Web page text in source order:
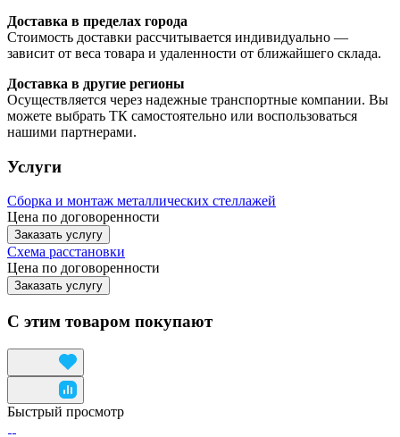
Доставка в пределах города
Стоимость доставки рассчитывается индивидуально —
зависит от веса товара и удаленности от ближайшего склада.
Доставка в другие регионы
Осуществляется через надежные транспортные компании. Вы
можете выбрать ТК самостоятельно или воспользоваться
нашими партнерами.
Услуги
Сборка и монтаж металлических стеллажей
Цена по договоренности
Заказать услугу
Схема расстановки
Цена по договоренности
Заказать услугу
С этим товаром покупают
Быстрый просмотр